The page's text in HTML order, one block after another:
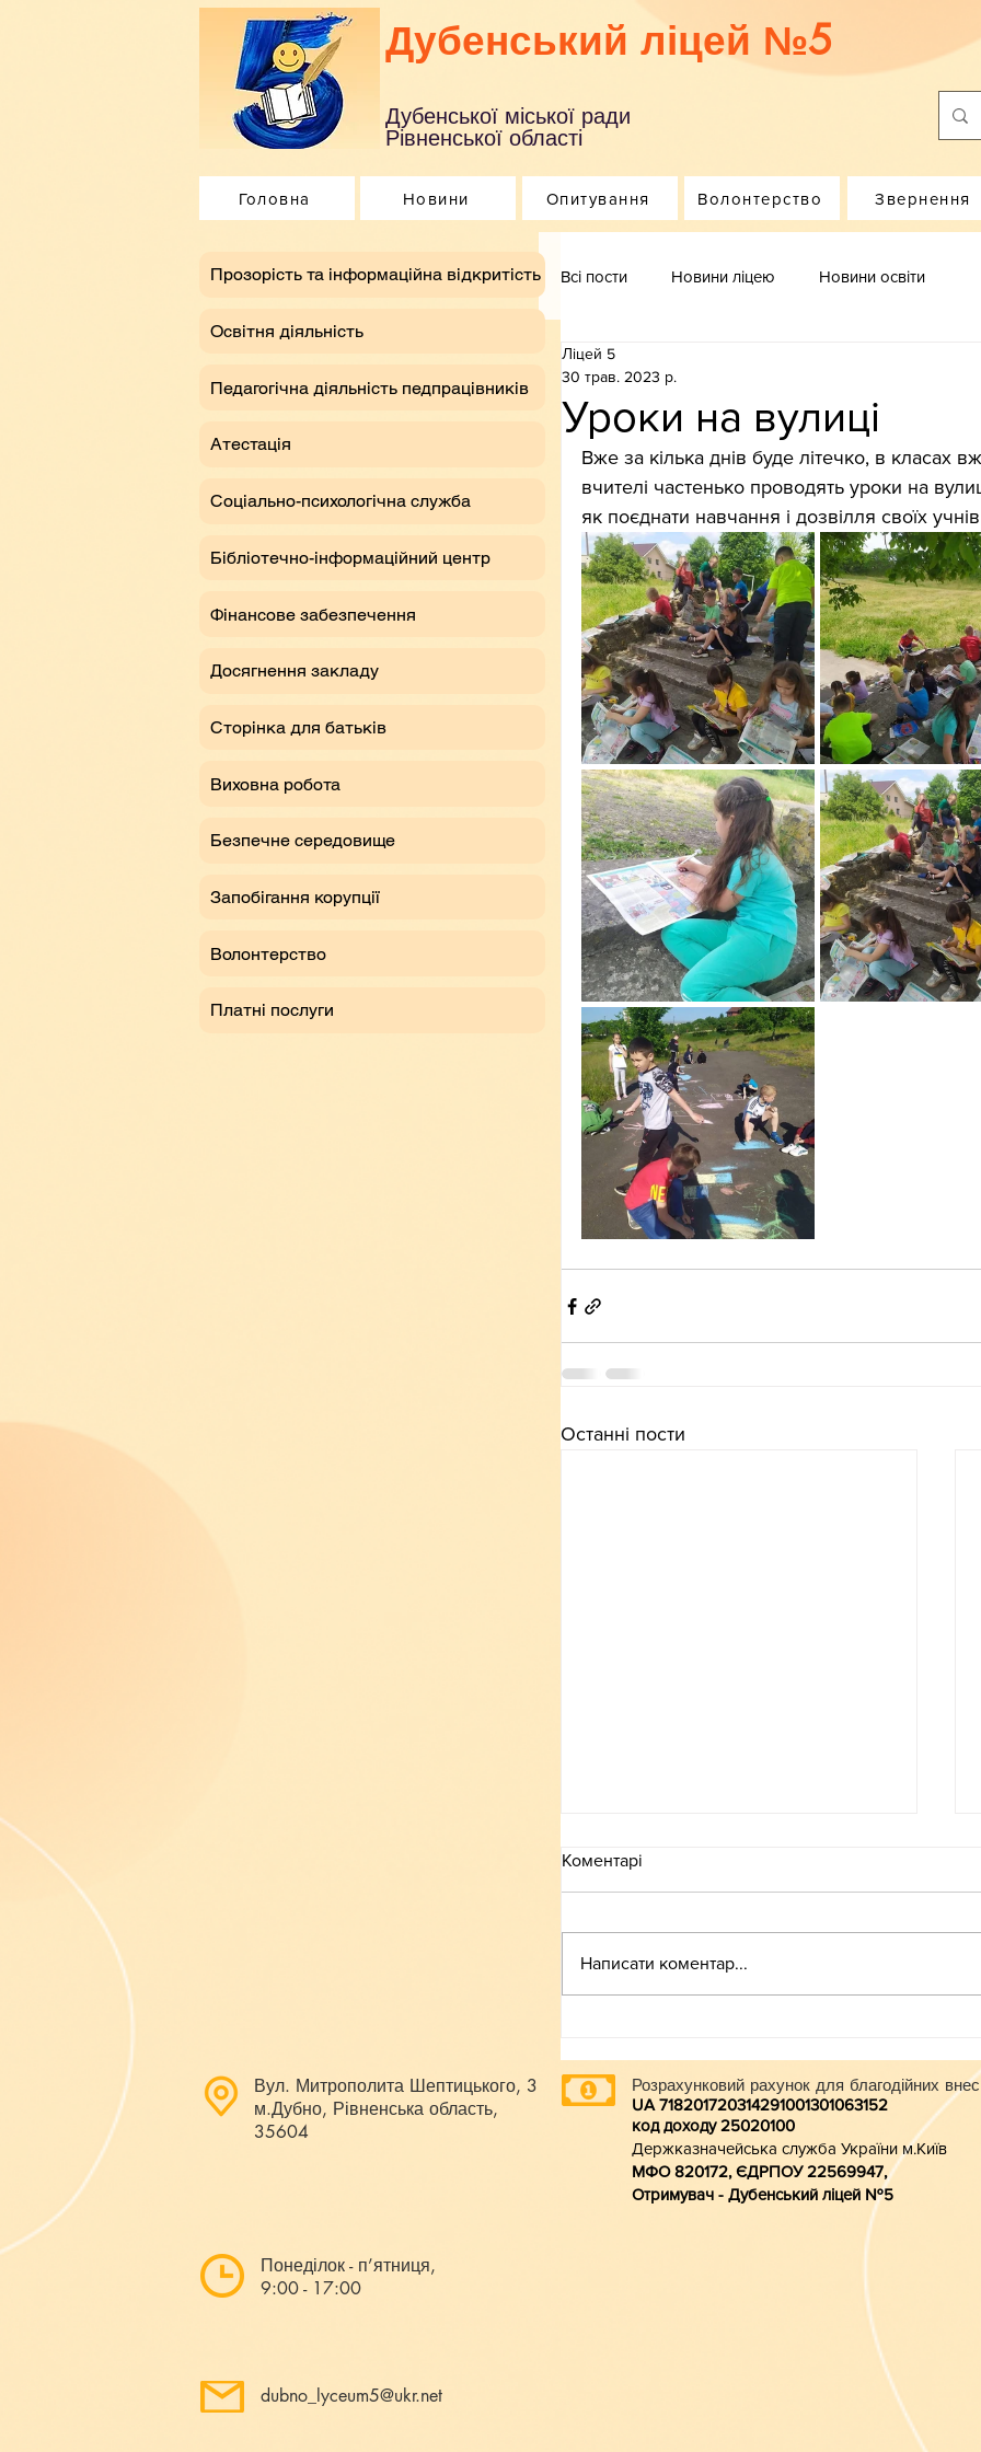
Дубенський ліцей №5
Дубенської міської ради
Рівненської області
Головна Новини Опитування Волонтерство Звернення
Всі пости Новини ліцею Новини освіти
Уроки на вулиці
Ліцей 5
30 трав. 2023 р.
Вже за кілька днів буде літечко, в класах
вчителі частенько проводять уроки на
як поєднати навчання і дозвілля своїх
Останні пости
Коментарі
Написати коментар...
​Прозорість та інформаційна відкритість
Освітня діяльність
Педагогічна діяльність педпрацівників
Атестація
Соціально-психологічна служба
Бібліотечно-інформаційний центр
Фінансове забезпечення
Досягнення закладу
Сторінка для батьків
Виховна робота
Безпечне середовище
Запобігання корупції
Волонтерство
Платні послуги
Вул. Митрополита Шептицького, 3
м.Дубно, Рівненська область,
35604
Понеділок - п’ятниця,
9:00 - 17:00
Розрахунковий рахунок для благодійних
UA 718201720314291001301063152
код доходу 25020100
Держказначейська служба України м.Київ
МФО 820172, ЄДРПОУ 22569947,
Отримувач - Дубенський ліцей №5
dubno_lyceum5@ukr.net